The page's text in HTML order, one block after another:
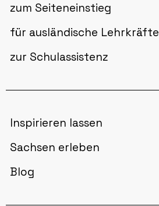
zum Seiteneinstieg
für ausländische Lehrkräfte
zur Schulassistenz
Inspirieren lassen
Sachsen erleben
Blog